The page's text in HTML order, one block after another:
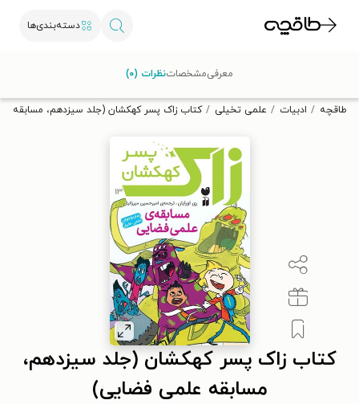
دسته‌بندی‌ها
تخفیف از طاقچه دریافت کن.
طاقچه ادبیات علمی تخیلی کتاب زاک پسر کهکشان (جلد سیزدهم، مسابقه
کتاب زاک پسر کهکشان (جلد سیزدهم،
مسابقه علمی فضایی)
معرفیمشخصاتنظرات (۰)